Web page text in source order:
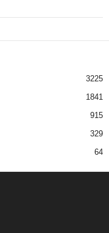
3225
1841
915
329
64